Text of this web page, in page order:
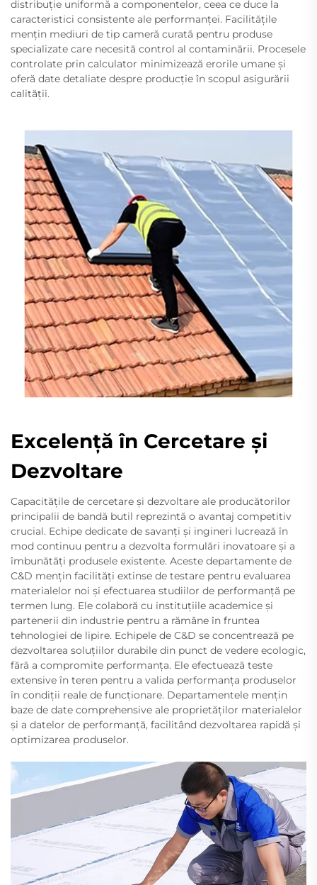
distribuție uniformă a componentelor, ceea ce duce la
caracteristici consistente ale performanței. Facilitățile
mențin mediuri de tip cameră curată pentru produse
specializate care necesită control al contaminării. Procesele
controlate prin calculator minimizează erorile umane și
oferă date detaliate despre producție în scopul asigurării
calității.
Excelență în Cercetare și
Dezvoltare
Capacitățile de cercetare și dezvoltare ale producătorilor
principalii de bandă butil reprezintă o avantaj competitiv
crucial. Echipe dedicate de savanți și ingineri lucrează în
mod continuu pentru a dezvolta formulări inovatoare și a
îmbunătăți produsele existente. Aceste departamente de
C&D mențin facilități extinse de testare pentru evaluarea
materialelor noi și efectuarea studiilor de performanță pe
termen lung. Ele colaboră cu instituțiile academice și
partenerii din industrie pentru a rămâne în fruntea
tehnologiei de lipire. Echipele de C&D se concentrează pe
dezvoltarea soluțiilor durabile din punct de vedere ecologic,
fără a compromite performanța. Ele efectuează teste
extensive în teren pentru a valida performanța produselor
în condiții reale de funcționare. Departamentele mențin
baze de date comprehensive ale proprietăților materialelor
și a datelor de performanță, facilitând dezvoltarea rapidă și
optimizarea produselor.